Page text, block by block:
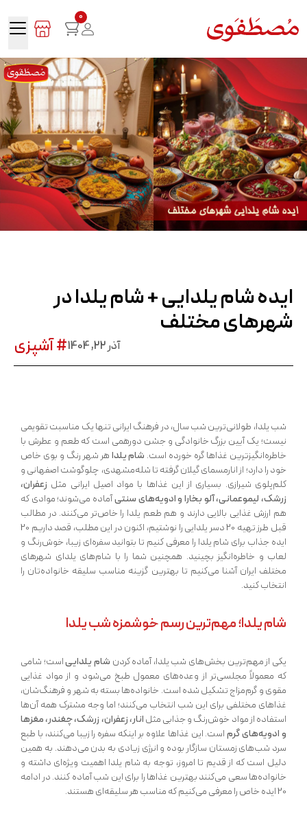
0
ایده شام یلدایی + شام یلدا در
شهرهای مختلف
آذر 22, 1404 # آشپزی
شب یلدا، طولانی‌ترین شب سال، در فرهنگ ایرانی تنها یک مناسبت تقویمی
نیست؛ یک آیین بزرگ خانوادگی و جشن دورهمی است که طعم و عطرش با
خاطره‌انگیزترین غذاها گره خورده است. شام یلداهر شهر رنگ و بوی خاص
خود را دارد؛ از انارمسمای گیلان گرفته تا شله‌مشهدی، چلوگوشت اصفهانی و
کلم‌پلوی شیرازی. بسیاری از این غذاها با مواد اصیل ایرانی مثل زعفران،
زرشک، لیموعمانی، آلو بخارا و ادویه‌های سنتیآماده می‌شوند؛ موادی که
هم ارزش غذایی بالایی دارند و هم طعم یلدا را خاص‌تر می‌کنند. در مطالب
قبل طرز تهیه 20 دسر یلدایی را نوشتیم، اکنون در این مطلب، قصد داریم 20
ایده جذاب برای شام یلدا را معرفی کنیم تا بتوانید سفره‌ای زیبا، خوش‌رنگ و
لعاب و خاطره‌انگیز بچینید. همچنین شما را با شام‌های یلدای شهرهای
مختلف ایران آشنا می‌کنیم تا بهترین گزینه مناسب سلیقه خانواده‌تان را
انتخاب کنید.
شام یلدا؛ مهم‌ترین رسم خوشمزه شب یلدا
یکی از مهم‌ترین بخش‌های شب یلدا، آماده کردن شام یلداییاست؛ شامی
که معمولاً مجلسی‌تر از وعده‌های معمول طبخ می‌شود و از مواد غذایی
مقوی و گرم‌مزاج تشکیل شده است. خانواده‌ها بسته به شهر و فرهنگ‌شان،
غذاهای مختلفی برای این شب انتخاب می‌کنند؛ اما وجه مشترک همه آن‌ها
استفاده از مواد خوش‌رنگ و جذابی مثلانار، زعفران، زرشک، چغندر، مغزها
و ادویه‌های گرماست. این غذاها علاوه بر اینکه سفره را زیبا می‌کنند، با طبع
سرد شب‌های زمستان سازگار بوده و انرژی زیادی به بدن می‌دهند. به همین
دلیل است که از قدیم تا امروز، توجه به شام یلدا اهمیت ویژه‌ای داشته و
خانواده‌ها سعی می‌کنند بهترین غذاها را برای این شب آماده کنند. در ادامه
20 ایده خاص را معرفی می‌کنیم که مناسب هر سلیقه‌ای هستند.